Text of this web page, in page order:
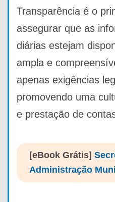
Transparência é o
assegurar que as
diárias estejam
ampla e
apenas exigências
promovendo uma
e prestação de
[eBook Grátis]
Administração